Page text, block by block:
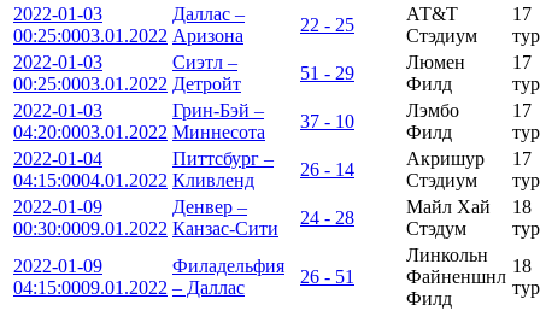
2022-01-03
00:25:0003.01.2022
Даллас –
Аризона
22 - 25
АТ&Т
Стэдиум
17
тур
2022-01-03
00:25:0003.01.2022
Сиэтл –
Детройт
51 - 29
Люмен
Филд
17
тур
2022-01-03
04:20:0003.01.2022
Грин-Бэй –
Миннесота
37 - 10
Лэмбо
Филд
17
тур
2022-01-04
04:15:0004.01.2022
Питтсбург –
Кливленд
26 - 14
Акришур
Стэдиум
17
тур
2022-01-09
00:30:0009.01.2022
Денвер –
Канзас-Сити
24 - 28
Майл Хай
Стэдум
18
тур
2022-01-09
04:15:0009.01.2022
Филадельфия
– Даллас
26 - 51
Линкольн
Файненшнл
Филд
18
тур